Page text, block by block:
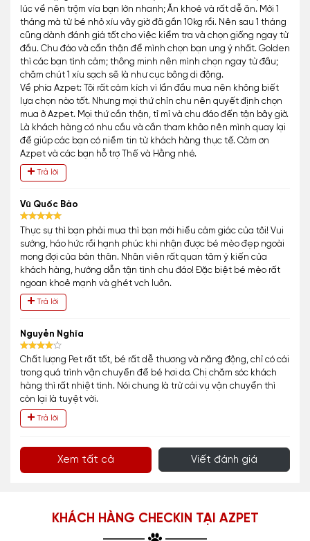
lúc về nên trộm vía bạn lớn nhanh; Ăn khoẻ và rất dễ ăn. Mới 1
tháng mà từ bé nhỏ xíu vây giờ đã gần 10kg rồi. Nên sau 1 tháng
cũng dành đánh giá tốt cho việc kiểm tra và chọn giống ngay từ
đầu. Chu đáo và cẩn thận để mình chọn bạn ưng ý nhất. Golden
thì các bạn tình cảm; thông minh nên mình chọn ngay từ đầu;
chăm chút 1 xíu sạch sẽ là như cục bông di động.
Về phía Azpet: Tôi rất cảm kích vì lần đầu mua nên không biết
lựa chọn nào tốt. Nhưng mọi thứ chỉn chu nên quyết định chọn
mua ở Azpet. Mọi thứ cần thận, tỉ mỉ và chu đáo đến tận bây giờ.
Là khách hàng có nhu cầu và cần tham khảo nên mình quay lại
để giúp các bạn có niềm tin từ khách hàng thực tế. Cảm ơn
Azpet và các bạn hỗ trợ Thế và Hằng nhé.
Trả lời
Vũ Quốc Bảo
Thực sự thì bạn phải mua thì bạn mới hiểu cảm giác của tôi! Vui
sướng, háo hức rồi hạnh phúc khi nhận được bé mèo đẹp ngoài
mong đợi của bản thân. Nhân viên rất quan tâm ý kiến của
khách hàng, hướng dẫn tận tình chu đáo! Đặc biệt bé mèo rất
ngoan khoẻ mạnh và ghét vch luôn.
Trả lời
Nguyễn Nghĩa
Chất lượng Pet rất tốt, bé rất dễ thương và năng động, chỉ có cái
trong quá trình vận chuyển để bé hơi dơ. Chị chăm sóc khách
hàng thì rất nhiệt tình. Nói chung là trừ cái vụ vận chuyển thì
còn lại là tuyệt vời.
Trả lời
Xem tất cả Viết đánh giá
KHÁCH HÀNG CHECKIN TẠI AZPET